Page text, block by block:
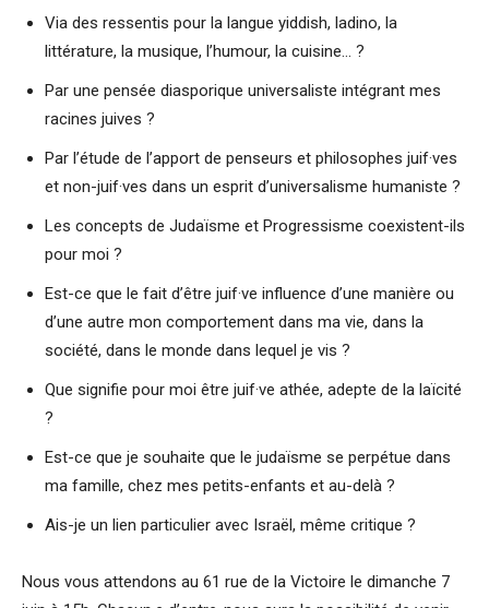
Via des ressentis pour la langue yiddish, ladino, la
littérature, la musique, l’humour, la cuisine… ?
Par une pensée diasporique universaliste intégrant mes
racines juives ?
Par l’étude de l’apport de penseurs et philosophes juif·ves
et non-juif·ves dans un esprit d’universalisme humaniste ?
Les concepts de Judaïsme et Progressisme coexistent-ils
pour moi ?
Est-ce que le fait d’être juif·ve influence d’une manière ou
d’une autre mon comportement dans ma vie, dans la
société, dans le monde dans lequel je vis ?
Que signifie pour moi être juif·ve athée, adepte de la laïcité
?
Est-ce que je souhaite que le judaïsme se perpétue dans
ma famille, chez mes petits-enfants et au-delà ?
Ais-je un lien particulier avec Israël, même critique ?
Nous vous attendons au 61 rue de la Victoire le dimanche 7